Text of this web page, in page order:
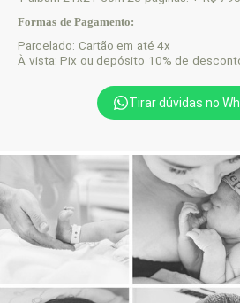
Formas de Pagamento:
Parcelado: Cartão em até 4x
À vista: Pix ou depósito 10% de
Tirar dúvidas no